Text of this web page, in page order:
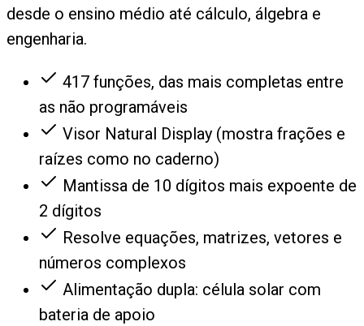
desde o ensino médio até cálculo, álgebra e
engenharia.
417 funções, das mais completas entre
as não programáveis
Visor Natural Display (mostra frações e
raízes como no caderno)
Mantissa de 10 dígitos mais expoente de
2 dígitos
Resolve equações, matrizes, vetores e
números complexos
Alimentação dupla: célula solar com
bateria de apoio